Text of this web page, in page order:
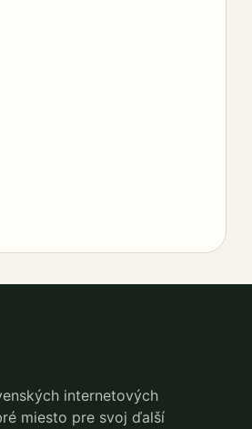
internetových
miesto pre svoj ďalší